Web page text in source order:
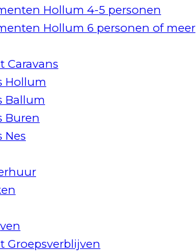
Hollum 4-5 personen
Hollum 6 personen of meer
Caravans
Hollum
Ballum
Buren
Nes
Groepsverblijven